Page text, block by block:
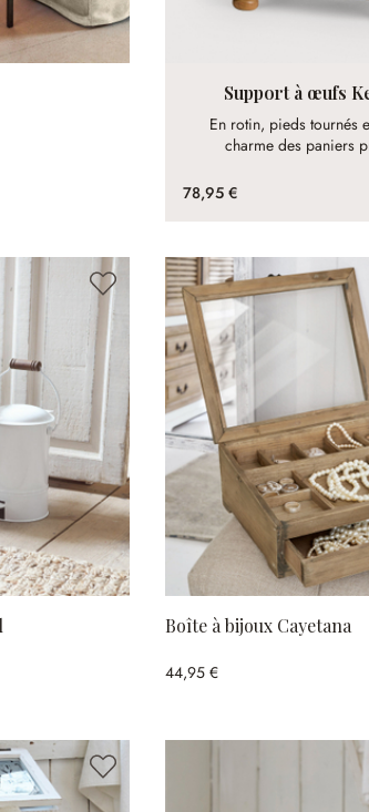
Support à œufs
En rotin, pieds tournés
charme des paniers
78,95 €
Boîte à bijoux Cayetana
44,95 €